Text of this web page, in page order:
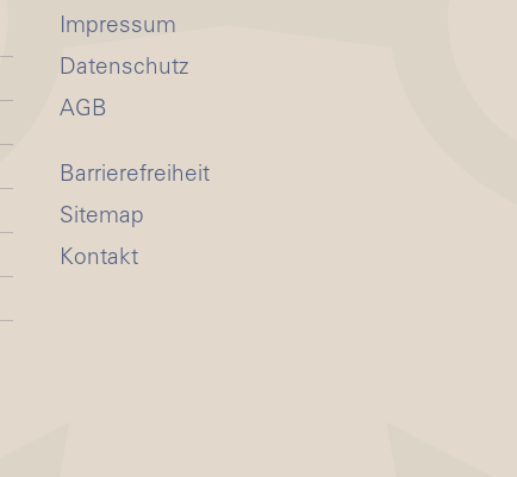
Impressum
Datenschutz
AGB
Barrierefreiheit
Sitemap
Kontakt